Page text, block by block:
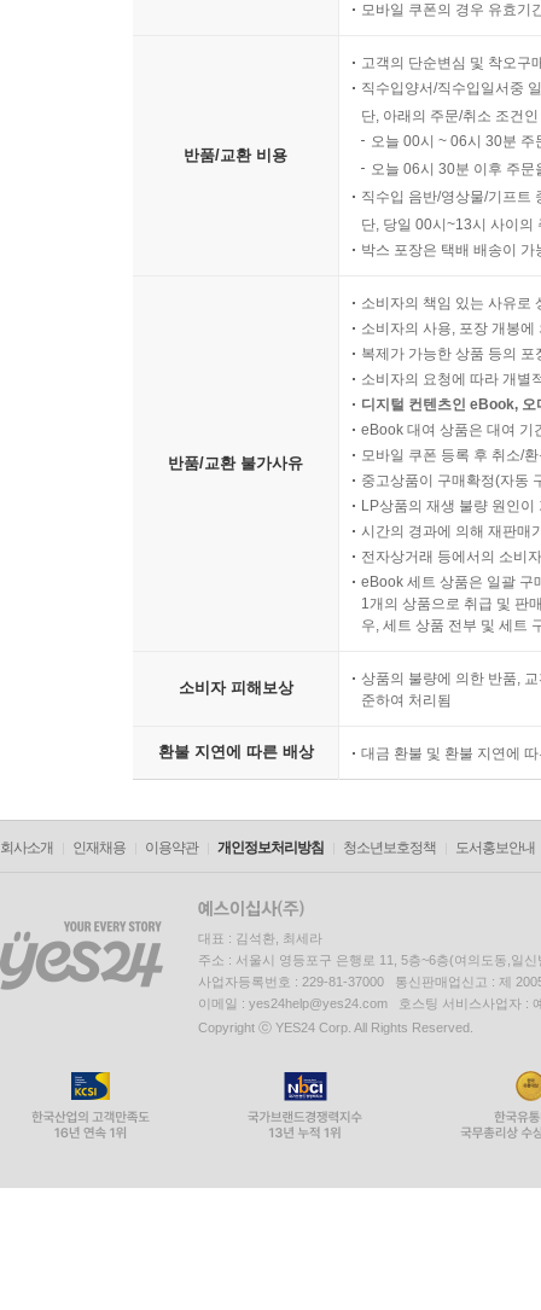
모바일 쿠폰의 경우 유효기
반품/교환 비용
고객의 단순변심 및 착오구
직수입양서/직수입일서중
단, 아래의 주문/취소 조건
오늘 00시 ~ 06시 30분
오늘 06시 30분 이후 주
직수입 음반/영상물/기프트
단, 당일 00시~13시 사이의
박스 포장은 택배 배송이
반품/교환 불가사유
소비자의 책임 있는 사유로
소비자의 사용, 포장 개봉
복제가 가능한 상품 등의
소비자의 요청에 따라 개별
디지털 컨텐츠인 eBook,
eBook 대여 상품은 대여 기
모바일 쿠폰 등록 후 취소/
중고상품이 구매확정(자동
LP상품의 재생 불량 원인
시간의 경과에 의해 재판매
전자상거래 등에서의 소비
eBook 세트 상품은 일괄 구
1개의 상품으로 취급 및 판
우, 세트 상품 전부 및 세트
소비자 피해보상
상품의 불량에 의한 반품,
준하여 처리됨
환불 지연에 따른 배상 대금 환불 및 환불 지연에
회사소개 인재채용 이용약관 개인정보처리방침 청소년보호정책 도서홍보안내
대표 : 김석환, 최세라
주소 : 서울시 영등포구 은행로 11, 5층~6층(여의도동,일신
사업자등록번호 : 229-81-37000 통신판매업신고 : 제
이메일 : yes24help@yes24.com 호스팅 서비스사업자 :
Copyright ⓒ YES24 Corp. All Rights Reserved.